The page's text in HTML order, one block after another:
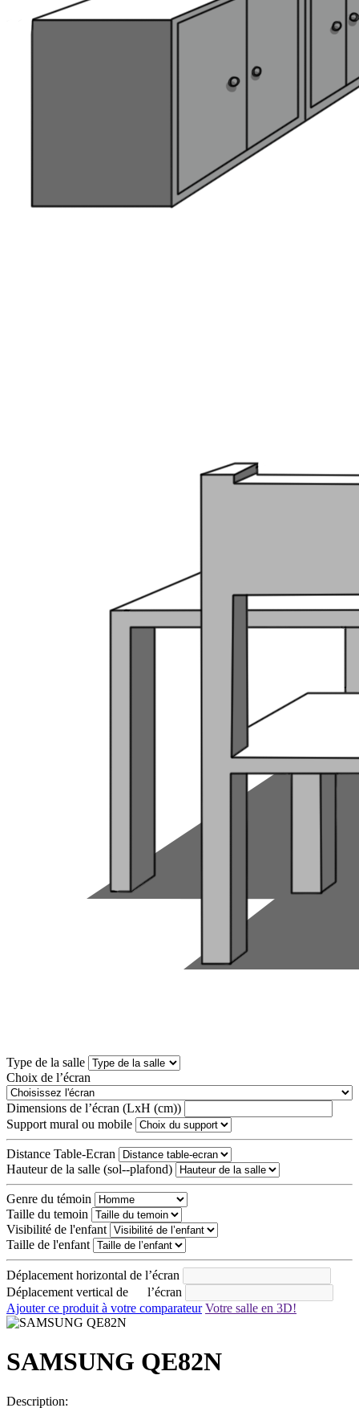
Type de la salle
Choix de l’écran
Dimensions de l’écran (LxH (cm))
Support mural ou mobile
Distance Table-Ecran
Hauteur de la salle (sol--plafond)
Genre du témoin
Taille du temoin
Visibilité de l'enfant
Taille de l'enfant
Déplacement horizontal de l’écran
Déplacement vertical de l’écran
Ajouter ce produit à votre comparateur Votre salle en 3D!
SAMSUNG QE82N
Description: